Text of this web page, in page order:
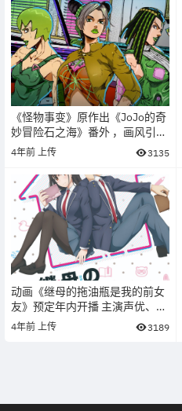
《怪物事变》原作出《JoJo的奇
妙冒险石之海》番外 ，画风引起
不满！
4年前 上传 3135
动画《继母的拖油瓶是我的前女
友》预定年内开播 主演声优、概
念影片一并公开
4年前 上传 3189